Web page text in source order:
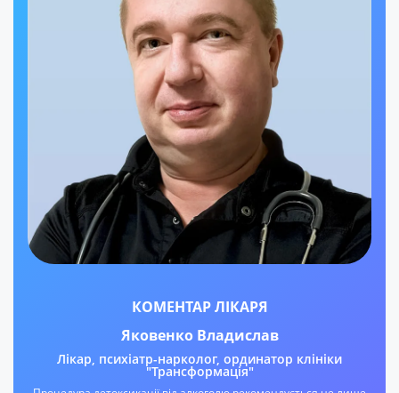
КОМЕНТАР ЛІКАРЯ
Яковенко Владислав
Лікар, психіатр-нарколог, ординатор клініки
"Трансформація"